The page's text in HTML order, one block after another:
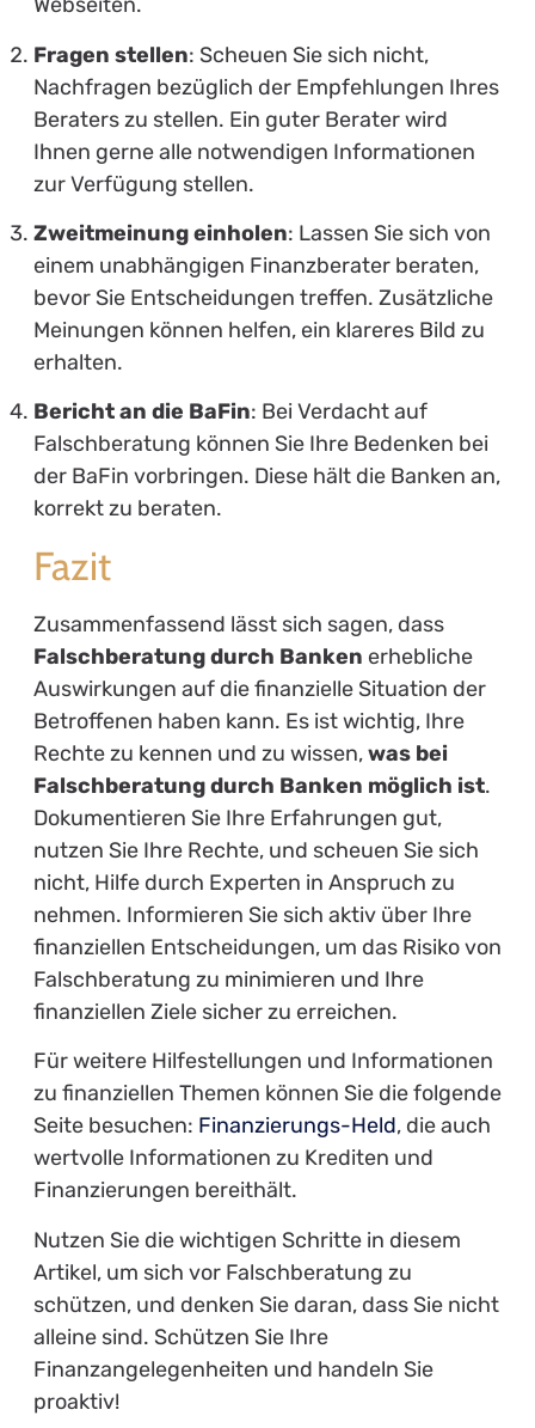
Fragen stellen: Scheuen Sie sich nicht,
Nachfragen bezüglich der Empfehlungen Ihres
Beraters zu stellen. Ein guter Berater wird
Ihnen gerne alle notwendigen Informationen
zur Verfügung stellen.
Zweitmeinung einholen: Lassen Sie sich von
einem unabhängigen Finanzberater beraten,
bevor Sie Entscheidungen treffen. Zusätzliche
Meinungen können helfen, ein klareres Bild zu
erhalten.
Bericht an die BaFin: Bei Verdacht auf
Falschberatung können Sie Ihre Bedenken bei
der BaFin vorbringen. Diese hält die Banken an,
korrekt zu beraten.
Fazit
Zusammenfassend lässt sich sagen, dass
Falschberatung durch Banken erhebliche
Auswirkungen auf die finanzielle Situation der
Betroffenen haben kann. Es ist wichtig, Ihre
Rechte zu kennen und zu wissen,was bei
Falschberatung durch Banken möglich ist.
Dokumentieren Sie Ihre Erfahrungen gut,
nutzen Sie Ihre Rechte, und scheuen Sie sich
nicht, Hilfe durch Experten in Anspruch zu
nehmen. Informieren Sie sich aktiv über Ihre
finanziellen Entscheidungen, um das Risiko von
Falschberatung zu minimieren und Ihre
finanziellen Ziele sicher zu erreichen.
Für weitere Hilfestellungen und Informationen
zu finanziellen Themen können Sie die folgende
Seite besuchen: Finanzierungs-Held, die auch
wertvolle Informationen zu Krediten und
Finanzierungen bereithält.
Nutzen Sie die wichtigen Schritte in diesem
Artikel, um sich vor Falschberatung zu
schützen, und denken Sie daran, dass Sie nicht
alleine sind. Schützen Sie Ihre
Finanzangelegenheiten und handeln Sie
proaktiv!